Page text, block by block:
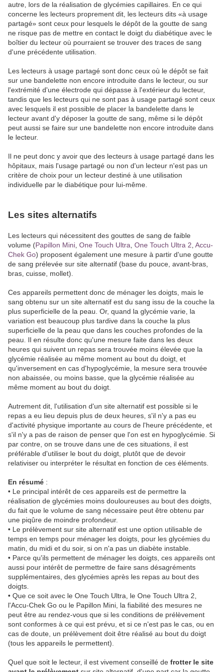
autre, lors de la réalisation de glycémies capillaires. En ce qui
concerne les lecteurs proprement dit, les lecteurs dits «à usage
partagé» sont ceux pour lesquels le dépôt de la goutte de sang
ne risque pas de mettre en contact le doigt du diabétique avec le
boîtier du lecteur où pourraient se trouver des traces de sang
d'une précédente utilisation.
Les lecteurs à usage partagé sont donc ceux où le dépôt se fait
sur une bandelette non encore introduite dans le lecteur, ou sur
l'extrémité d'une électrode qui dépasse à l'extérieur du lecteur,
tandis que les lecteurs qui ne sont pas à usage partagé sont ceux
avec lesquels il est possible de placer la bandelette dans le
lecteur avant d'y déposer la goutte de sang, même si le dépôt
peut aussi se faire sur une bandelette non encore introduite dans
le lecteur.
Il ne peut donc y avoir que des lecteurs à usage partagé dans les
hôpitaux, mais l'usage partagé ou non d'un lecteur n'est pas un
critère de choix pour un lecteur destiné à une utilisation
individuelle par le diabétique pour lui-même.
Les sites alternatifs
Les lecteurs qui nécessitent des gouttes de sang de faible
volume (Papillon Mini One Touch Ultra One Touch Ultra 2 Accu-
Chek Go) proposent également une mesure à partir d'une goutte
de sang prélevée sur site alternatif (base du pouce, avant-bras,
bras, cuisse, mollet).
Ces appareils permettent donc de ménager les doigts, mais le
sang obtenu sur un site alternatif est du sang issu de la couche la
plus superficielle de la peau. Or, quand la glycémie varie, la
variation est beaucoup plus tardive dans la couche la plus
superficielle de la peau que dans les couches profondes de la
peau. Il en résulte donc qu'une mesure faite dans les deux
heures qui suivent un repas sera trouvée moins élevée que la
glycémie réalisée au même moment au bout du doigt, et
qu'inversement en cas d'hypoglycémie, la mesure sera trouvée
non abaissée, ou moins basse, que la glycémie réalisée au
même moment au bout du doigt.
Autrement dit, l'utilisation d'un site alternatif est possible si le
repas a eu lieu depuis plus de deux heures, s'il n'y a pas eu
d'activité physique importante au cours de l'heure précédente, et
s'il n'y a pas de raison de penser que l'on est en hypoglycémie. Si
par contre, on se trouve dans une de ces situations, il est
préférable d'utiliser le bout du doigt, plutôt que de devoir
relativiser ou interpréter le résultat en fonction de ces éléments.
En résumé :
• Le principal intérêt de ces appareils est de permettre la
réalisation de glycémies moins douloureuses au bout des doigts,
du fait que le volume de sang nécessaire peut être obtenu par
une piqûre de moindre profondeur.
• Le prélèvement sur site alternatif est une option utilisable de
temps en temps pour ménager les doigts, pour les glycémies du
matin, du midi et du soir, si on n'a pas un diabète instable.
• Parce qu'ils permettent de ménager les doigts, ces appareils ont
aussi pour intérêt de permettre de faire sans désagréments
supplémentaires, des glycémies après les repas au bout des
doigts.
• Que ce soit avec le One Touch Ultra, le One Touch Ultra 2,
l'Accu-Chek Go ou le Papillon Mini, la fiabilité des mesures ne
peut être au rendez-vous que si les conditions de prélèvement
sont conformes à ce qui est prévu, et si ce n'est pas le cas, ou en
cas de doute, un prélèvement doit être réalisé au bout du doigt
(tous les appareils le permettent).
Quel que soit le lecteur, il est vivement conseillé de frotter le site